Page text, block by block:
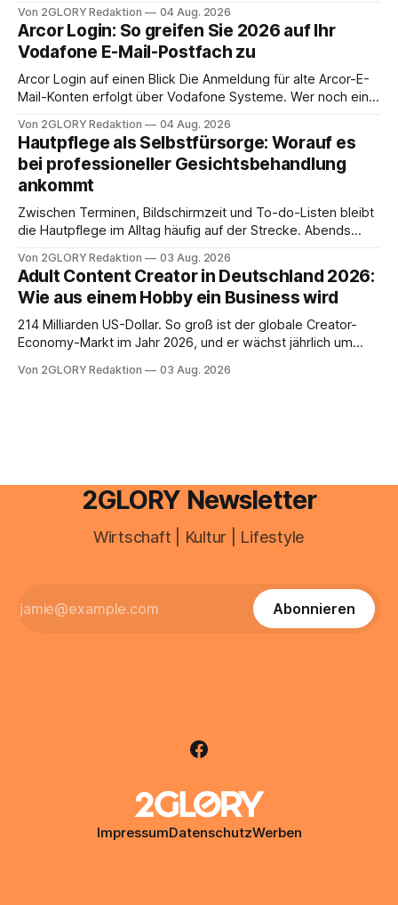
abwesenheiten und die gesamte kommunikation rund um
Ihr personal digital zu organisieren. In diesem Leitfaden
erfahren Sie alles, was Sie für einen reibungslosen Einstieg
brauchen, von der Registrierung
Von 2GLORY Redaktion 04 Aug. 2026
Arcor Login: So greifen Sie 2026 auf Ihr
Vodafone E-Mail-Postfach zu
Arcor Login auf einen Blick Die Anmeldung für alte Arcor-E-
Mail-Konten erfolgt über Vodafone Systeme. Wer noch eine
besitzt, loggt sich heute über das Vodafone E-Mail & Cloud
Portal ein. Der klassische Arcor Login über mail.
Von 2GLORY Redaktion 04 Aug. 2026
Hautpflege als Selbstfürsorge: Worauf es
bei professioneller Gesichtsbehandlung
ankommt
Zwischen Terminen, Bildschirmzeit und To-do-Listen bleibt
die Hautpflege im Alltag häufig auf der Strecke. Abends
Drogerie – mehr ist zeitlich oft nicht drin. Dabei reagiert die
Haut empfindlich auf Stress, Schlafmangel und
Umwelteinflüsse: Sie wirkt müde, spannt oder neigt zu
Unreinheiten. Professionelle
Von 2GLORY Redaktion 03 Aug. 2026
Adult Content Creator in Deutschland 2026:
Wie aus einem Hobby ein Business wird
214 Milliarden US-Dollar. So groß ist der globale Creator-
Economy-Markt im Jahr 2026, und er wächst jährlich um
ist längst ein ernstzunehmender Wirtschaftszweig. Weltweit
Von 2GLORY Redaktion 03 Aug. 2026
2GLORY Newsletter
Wirtschaft | Kultur | Lifestyle
Abonnieren
ImpressumDatenschutzWerben